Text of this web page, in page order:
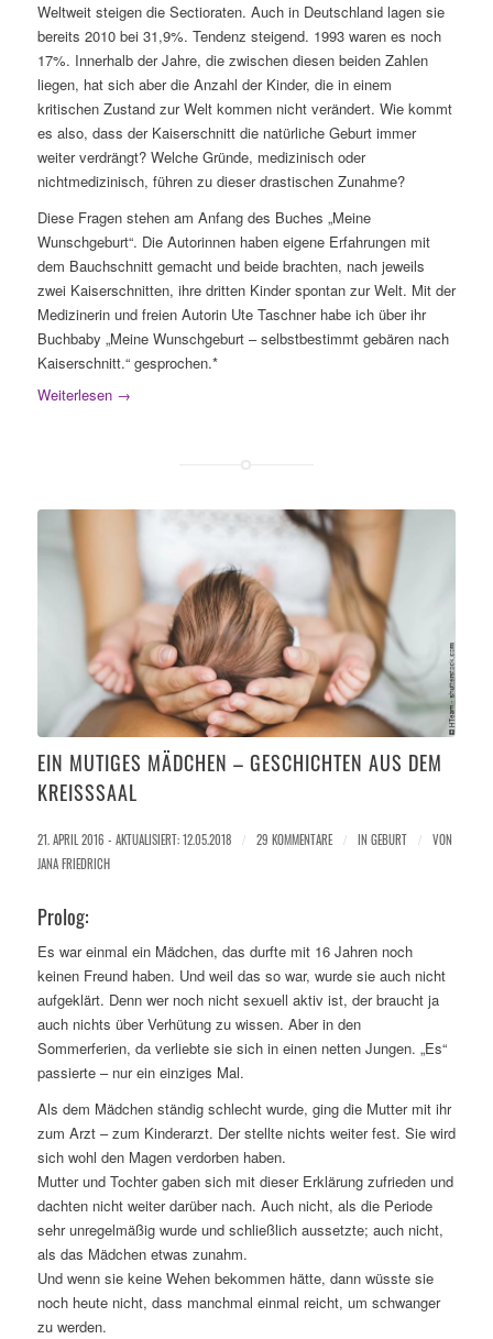
Weltweit steigen die Sectioraten. Auch in Deutschland lagen sie
bereits 2010 bei 31,9%. Tendenz steigend. 1993 waren es noch
17%. Innerhalb der Jahre, die zwischen diesen beiden Zahlen
liegen, hat sich aber die Anzahl der Kinder, die in einem
kritischen Zustand zur Welt kommen nicht verändert. Wie kommt
es also, dass der Kaiserschnitt die natürliche Geburt immer
weiter verdrängt? Welche Gründe, medizinisch oder
nichtmedizinisch, führen zu dieser drastischen Zunahme?
Diese Fragen stehen am Anfang des Buches „Meine
Wunschgeburt“. Die Autorinnen haben eigene Erfahrungen mit
dem Bauchschnitt gemacht und beide brachten, nach jeweils
zwei Kaiserschnitten, ihre dritten Kinder spontan zur Welt. Mit der
Medizinerin und freien Autorin Ute Taschner habe ich über ihr
Buchbaby „Meine Wunschgeburt – selbstbestimmt gebären nach
Kaiserschnitt.“ gesprochen.*
Weiterlesen→
EIN MUTIGES MÄDCHEN – GESCHICHTEN AUS DEM
KREISSSAAL
21. APRIL 2016 - AKTUALISIERT: 12.05.2018 / 29 KOMMENTARE / IN GEBURT /
VON
JANA FRIEDRICH
Prolog:
Es war einmal ein Mädchen, das durfte mit 16 Jahren noch
keinen Freund haben. Und weil das so war, wurde sie auch nicht
aufgeklärt. Denn wer noch nicht sexuell aktiv ist, der braucht ja
auch nichts über Verhütung zu wissen. Aber in den
Sommerferien, da verliebte sie sich in einen netten Jungen. „Es“
passierte – nur ein einziges Mal.
Als dem Mädchen ständig schlecht wurde, ging die Mutter mit ihr
zum Arzt – zum Kinderarzt. Der stellte nichts weiter fest. Sie wird
sich wohl den Magen verdorben haben.
Mutter und Tochter gaben sich mit dieser Erklärung zufrieden und
dachten nicht weiter darüber nach. Auch nicht, als die Periode
sehr unregelmäßig wurde und schließlich aussetzte; auch nicht,
als das Mädchen etwas zunahm.
Und wenn sie keine Wehen bekommen hätte, dann wüsste sie
noch heute nicht, dass manchmal einmal reicht, um schwanger
zu werden.